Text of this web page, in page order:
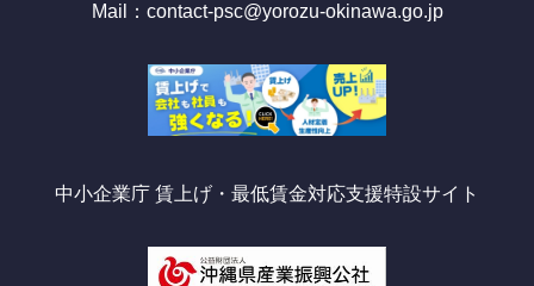
Mail：contact-psc@yorozu-okinawa.go.jp
中小企業庁 賃上げ・最低賃金対応支援特設サイト